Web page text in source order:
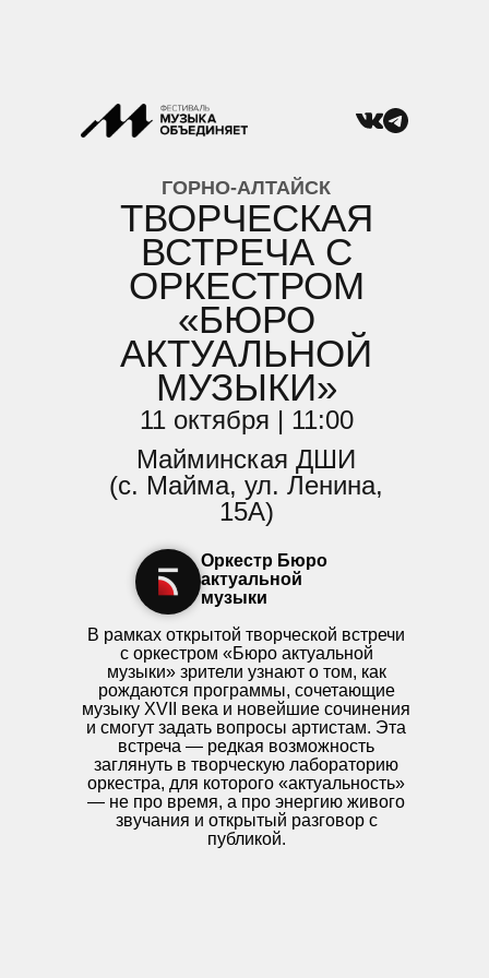
ГОРНО-АЛТАЙСК
ТВОРЧЕСКАЯ
ВСТРЕЧА С
ОРКЕСТРОМ
«БЮРО
АКТУАЛЬНОЙ
МУЗЫКИ»
11 октября | 11:00
Майминская ДШИ
(с. Майма, ул. Ленина,
15А)
Оркестр Бюро
актуальной
музыки
В рамках открытой творческой встречи
с оркестром «Бюро актуальной
музыки» зрители узнают о том, как
рождаются программы, сочетающие
музыку XVII века и новейшие сочинения
и смогут задать вопросы артистам. Эта
встреча — редкая возможность
заглянуть в творческую лабораторию
оркестра, для которого «актуальность»
— не про время, а про энергию живого
звучания и открытый разговор с
публикой.